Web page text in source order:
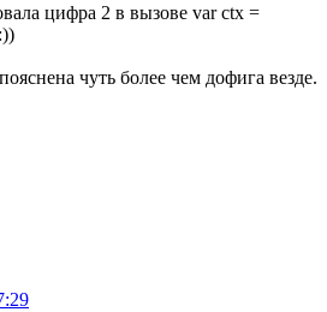
цифра 2 в вызове var ctx =
чуть более чем дофига везде.